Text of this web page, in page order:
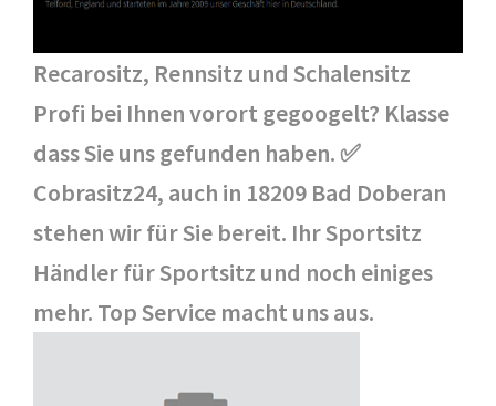
Recarositz, Rennsitz und Schalensitz
Profi bei Ihnen vorort gegoogelt? Klasse
dass Sie uns gefunden haben. ✅
Cobrasitz24, auch in 18209 Bad Doberan
stehen wir für Sie bereit. Ihr Sportsitz
Händler für Sportsitz und noch einiges
mehr. Top Service macht uns aus.